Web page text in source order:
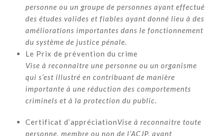
personne ou un groupe de personnes ayant effectué
des études valides et fiables ayant donné lieu à des
améliorations importantes dans le fonctionnement
du système de justice pénale.
Le Prix de prévention du crime
Vise à reconnaitre une personne ou un organisme
qui s’est illustré en contribuant de manière
importante à une réduction des comportements
criminels et à la protection du public.
Certificat d’appréciationVise à reconnaitre toute
personne, membre ou non de l’ACJP, ayant